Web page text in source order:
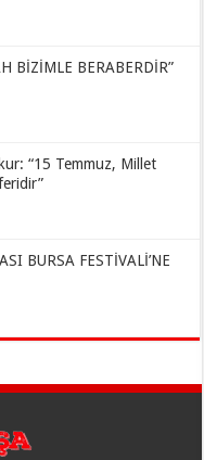
BİZİMLE BERABERDİR”
“15 Temmuz, Millet
BURSA FESTİVALİ’NE